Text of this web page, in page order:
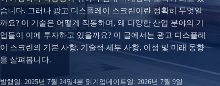
습니다. 그러나 광고 디스플레이 스크린이란 정확히 무엇일
까요? 이 기술은 어떻게 작동하며, 왜 다양한 산업 분야의 기
업들이 이에 투자하고 있을까요? 이 글에서는 광고 디스플레
이 스크린의 기본 사항, 기술적 세부 사항, 이점 및 미래 동향
을 살펴봅니다.
발행일: 2025년 7월 24일4분 읽기 업데이트일: 2026년 7월 9일